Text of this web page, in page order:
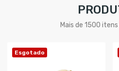
Mais de 1500
Esgotado